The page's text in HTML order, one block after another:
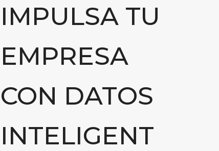
IMPULSA TU
EMPRESA
CON DATOS
INTELIGENT